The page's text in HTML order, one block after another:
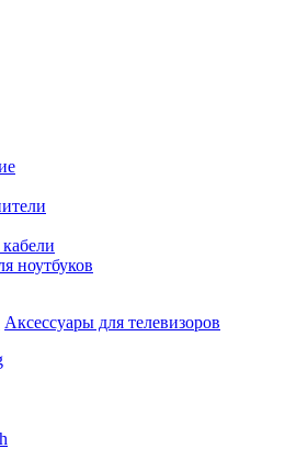
ноутбуков
Аксессуары для телевизоров